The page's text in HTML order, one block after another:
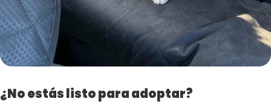
¿No estás listo para adoptar?